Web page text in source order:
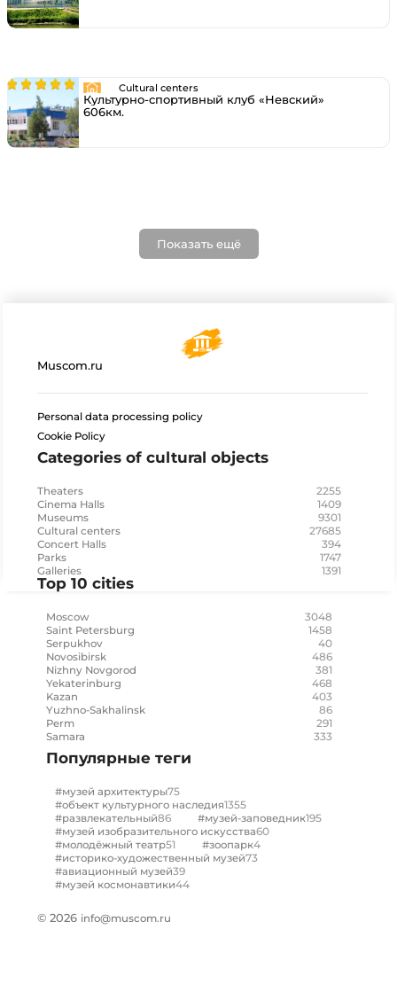
Cultural centers
Культурно-спортивный клуб «Невский»
606км.
Показать ещё
Muscom.ru
Personal data processing policy
Cookie Policy
Categories of cultural objects
Theaters 2255
Cinema Halls 1409
Museums 9301
Cultural centers 27685
Concert Halls 394
Parks 1747
Galleries 1391
Top 10 cities
Moscow 3048
Saint Petersburg 1458
Serpukhov 40
Novosibirsk 486
Nizhny Novgorod 381
Yekaterinburg 468
Kazan 403
Yuzhno-Sakhalinsk 86
Perm 291
Samara 333
Популярные теги
#музей архитектуры75
#объект культурного наследия1355
#развлекательный86 #музей-заповедник195
#музей изобразительного искусства60
#молодёжный театр51 #зоопарк4
#историко-художественный музей73
#авиационный музей39
#музей космонавтики44
© 2026 info@muscom.ru